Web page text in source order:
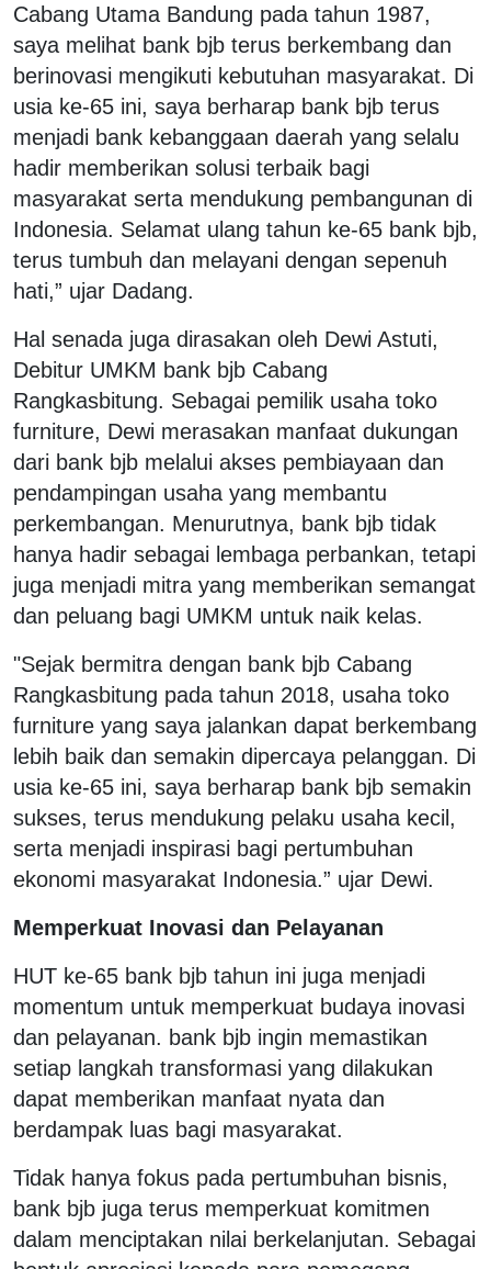
Cabang Utama Bandung pada tahun 1987,
saya melihat bank bjb terus berkembang dan
berinovasi mengikuti kebutuhan masyarakat. Di
usia ke-65 ini, saya berharap bank bjb terus
menjadi bank kebanggaan daerah yang selalu
hadir memberikan solusi terbaik bagi
masyarakat serta mendukung pembangunan di
Indonesia. Selamat ulang tahun ke-65 bank bjb,
terus tumbuh dan melayani dengan sepenuh
hati,” ujar Dadang.
Hal senada juga dirasakan oleh Dewi Astuti,
Debitur UMKM bank bjb Cabang
Rangkasbitung. Sebagai pemilik usaha toko
furniture, Dewi merasakan manfaat dukungan
dari bank bjb melalui akses pembiayaan dan
pendampingan usaha yang membantu
perkembangan. Menurutnya, bank bjb tidak
hanya hadir sebagai lembaga perbankan, tetapi
juga menjadi mitra yang memberikan semangat
dan peluang bagi UMKM untuk naik kelas.
"Sejak bermitra dengan bank bjb Cabang
Rangkasbitung pada tahun 2018, usaha toko
furniture yang saya jalankan dapat berkembang
lebih baik dan semakin dipercaya pelanggan. Di
usia ke-65 ini, saya berharap bank bjb semakin
sukses, terus mendukung pelaku usaha kecil,
serta menjadi inspirasi bagi pertumbuhan
ekonomi masyarakat Indonesia.” ujar Dewi.
Memperkuat Inovasi dan Pelayanan
HUT ke-65 bank bjb tahun ini juga menjadi
momentum untuk memperkuat budaya inovasi
dan pelayanan. bank bjb ingin memastikan
setiap langkah transformasi yang dilakukan
dapat memberikan manfaat nyata dan
berdampak luas bagi masyarakat.
Tidak hanya fokus pada pertumbuhan bisnis,
bank bjb juga terus memperkuat komitmen
dalam menciptakan nilai berkelanjutan. Sebagai